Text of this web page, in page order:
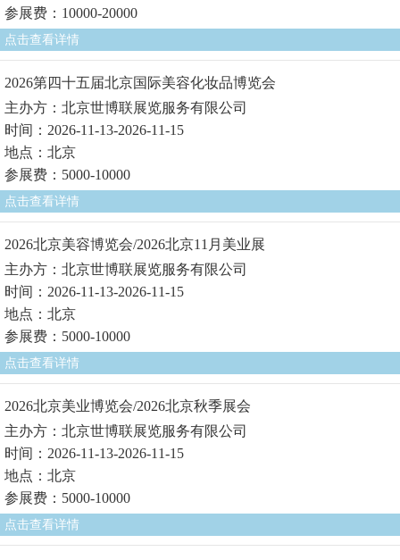
参展费：10000-20000
点击查看详情
2026第四十五届北京国际美容化妆品博览会
主办方：北京世博联展览服务有限公司
时间：2026-11-13-2026-11-15
地点：北京
参展费：5000-10000
点击查看详情
2026北京美容博览会/2026北京11月美业展
主办方：北京世博联展览服务有限公司
时间：2026-11-13-2026-11-15
地点：北京
参展费：5000-10000
点击查看详情
2026北京美业博览会/2026北京秋季展会
主办方：北京世博联展览服务有限公司
时间：2026-11-13-2026-11-15
地点：北京
参展费：5000-10000
点击查看详情